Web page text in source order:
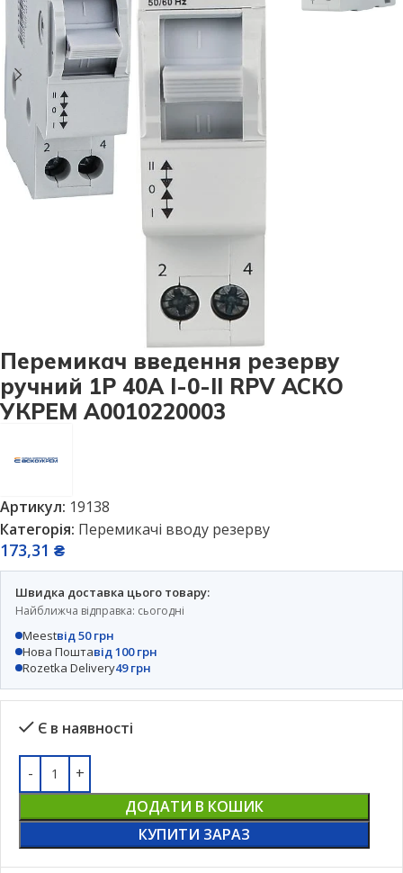
Перемикач введення резерву
ручний 1P 40A I-0-II RPV АСКО
УКРЕМ A0010220003
Артикул: 19138
Категорія: Перемикачі вводу резерву
173,31 ₴
Швидка доставка цього товару:
Найближча відправка: сьогодні
Meestвід 50 грн
Нова Поштавід 100 грн
Rozetka Delivery49 грн
Є в наявності
ДОДАТИ В КОШИК
КУПИТИ ЗАРАЗ